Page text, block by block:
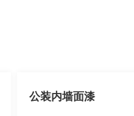
公装内墙面漆